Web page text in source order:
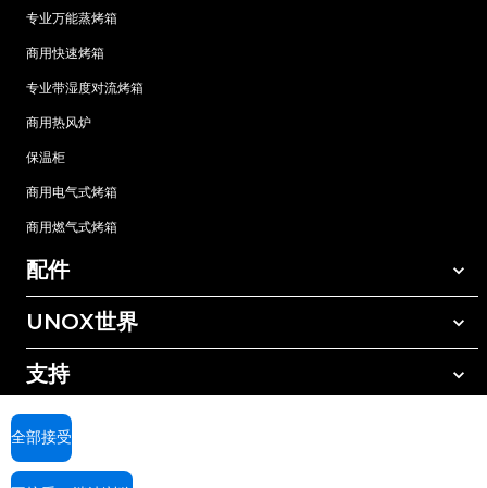
专业万能蒸烤箱
商用快速烤箱
专业带湿度对流烤箱
商用热风炉
保温柜
商用电气式烤箱
商用燃气式烤箱
配件
所有配件
手动清洗清洁剂
树脂过滤水处理
反渗透水处理
UNOX世界
我们在全球的办事处
支持
UNOX质保
查找经销商
全部接受